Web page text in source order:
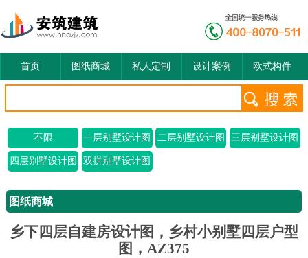
首页 图纸商城 私人定制 设计案例 欧式构件
不限 一层别墅设计图 二层别墅设计图 三层别墅设计图
四层别墅设计图 双拼别墅设计图
图纸商城
乡下四层自建房设计图，乡村小别墅四层户型
图，AZ375